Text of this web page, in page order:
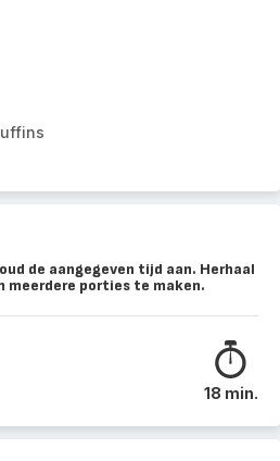
de aangegeven tijd aan. Herhaal
meerdere porties te maken.
18 min.